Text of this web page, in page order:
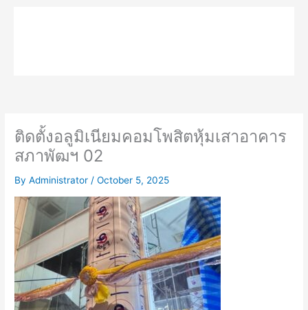
ติดตั้งอลูมิเนียมคอมโพสิตหุ้มเสาอาคาร
สภาพัฒฯ 02
ByAdministrator /October 5, 2025